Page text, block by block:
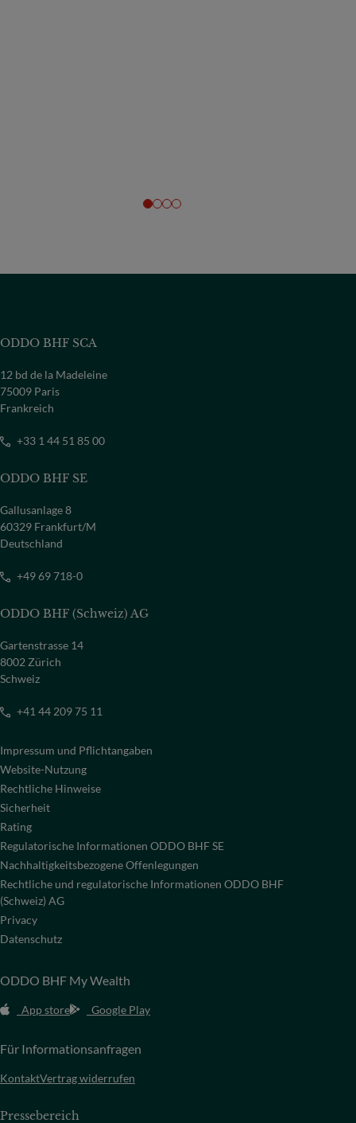
ODDO BHF SCA
12 bd de la Madeleine
75009 Paris
Frankreich
+33 1 44 51 85 00
ODDO BHF SE
Gallusanlage 8
60329 Frankfurt/M
Deutschland
+49 69 718-0
ODDO BHF (Schweiz) AG
Gartenstrasse 14
8002 Zürich
Schweiz
+41 44 209 75 11
Impressum und Pflichtangaben
Website-Nutzung
Rechtliche Hinweise
Sicherheit
Rating
Regulatorische Informationen ODDO BHF SE
Nachhaltigkeitsbezogene Offenlegungen
Rechtliche und regulatorische Informationen ODDO BHF
(Schweiz) AG
Privacy
Datenschutz
ODDO BHF My Wealth
App store Google Play
Für Informationsanfragen
KontaktVertrag widerrufen
Pressebereich